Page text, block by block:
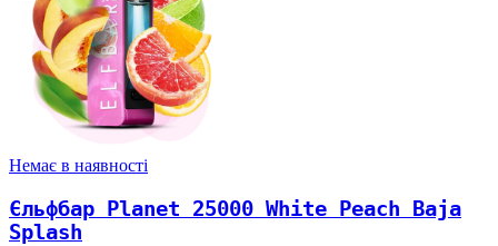
Немає в наявності
Єльфбар Planet 25000 White Peach Baja
Splash